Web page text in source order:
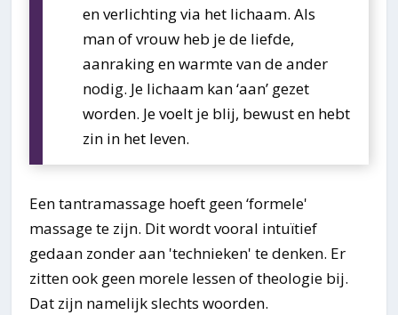
en verlichting via het lichaam. Als
man of vrouw heb je de liefde,
aanraking en warmte van de ander
nodig. Je lichaam kan ‘aan’ gezet
worden. Je voelt je blij, bewust en hebt
zin in het leven.
Een tantramassage hoeft geen ‘formele'
massage te zijn. Dit wordt vooral intuïtief
gedaan zonder aan 'technieken' te denken. Er
zitten ook geen morele lessen of theologie bij.
Dat zijn namelijk slechts woorden.